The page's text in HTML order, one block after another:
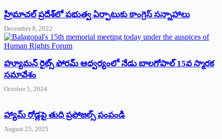
‌హ్రిమాచల్‌ ‌ప్రదేశ్‌లో పభుత్వ ఏర్పాటుకు కాంగ్రెస్‌ ‌సన్నాహాలు
December 8, 2022
హ్యూమన్‌ రైట్స్‌ ఫోరమ్‌ ఆధ్వర్యంలో నేడు బాలగోపాల్‌ 15వ స్మారక
సమావేశం
October 5, 2024
హ్యామ్‌ రోడ్లపై తుది ప్రపోజల్స్‌ పంపండి
August 25, 2025